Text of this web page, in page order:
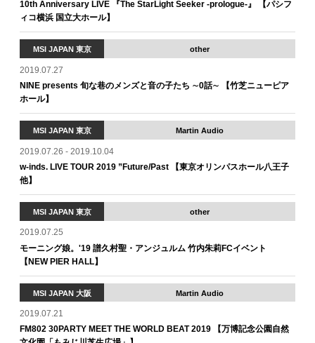
10th Anniversary LIVE 『The StarLight Seeker -prologue-』 【パシフ
ィコ横浜 国立大ホール】
MSI JAPAN 東京 other
2019.07.27
NINE presents 旬な巷のメンズと音の子たち ∼0話∼ 【竹芝ニューピア
ホール】
MSI JAPAN 東京 Martin Audio
2019.07.26 - 2019.10.04
w-inds. LIVE TOUR 2019 ”Future/Past 【東京オリンパスホール八王子
他】
MSI JAPAN 東京 other
2019.07.25
モーニング娘。'19 譜久村聖・アンジュルム 竹内朱莉FCイベント
【NEW PIER HALL】
MSI JAPAN 大阪 Martin Audio
2019.07.21
FM802 30PARTY MEET THE WORLD BEAT 2019 【万博記念公園自然